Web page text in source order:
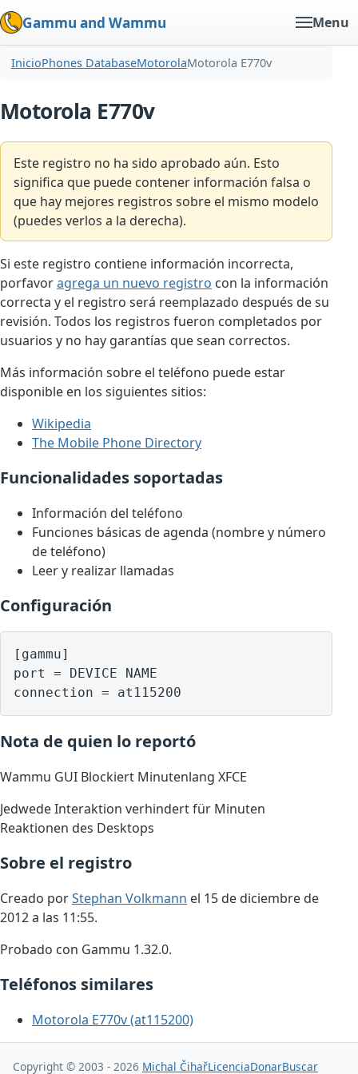
Gammu and Wammu Menu
InicioPhones DatabaseMotorolaMotorola E770v
Motorola E770v
Este registro no ha sido aprobado aún. Esto
significa que puede contener información falsa o
que hay mejores registros sobre el mismo modelo
(puedes verlos a la derecha).
Si este registro contiene información incorrecta,
porfavoragrega un nuevo registro con la información
correcta y el registro será reemplazado después de su
revisión. Todos los registros fueron completados por
usuarios y no hay garantías que sean correctos.
Más información sobre el teléfono puede estar
disponible en los siguientes sitios:
Wikipedia
The Mobile Phone Directory
Funcionalidades soportadas
Información del teléfono
Funciones básicas de agenda (nombre y número
de teléfono)
Leer y realizar llamadas
Configuración
[gammu]
port = DEVICE NAME
Nota de quien lo reportó
Wammu GUI Blockiert Minutenlang XFCE
Jedwede Interaktion verhindert für Minuten
Reaktionen des Desktops
Sobre el registro
Creado porStephan Volkmann el 15 de diciembre de
2012 a las 11:55.
Probado con Gammu 1.32.0.
Teléfonos similares
Motorola E770v (at115200)
Copyright © 2003 - 2026 Michal ČihařLicenciaDonarBuscar